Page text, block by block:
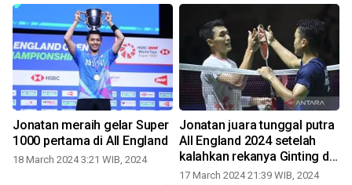
Jonatan meraih gelar Super
1000 pertama di All England
18 March 2024 3:21 WIB, 2024
Jonatan juara tunggal putra
All England 2024 setelah
kalahkan rekanya Ginting di
final
17 March 2024 21:39 WIB, 2024